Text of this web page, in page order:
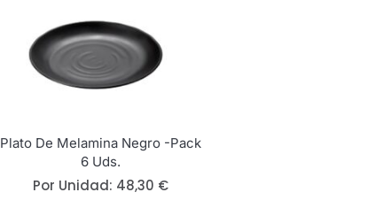
Plato De Melamina Negro -Pack
6 Uds.
Por Unidad: 48,30 €